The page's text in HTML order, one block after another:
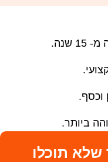
שנה.
וכסף.
ביותר.
תוכלו